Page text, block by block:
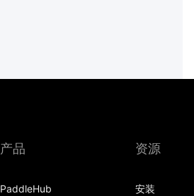
产品
PaddleHub
资源
安装